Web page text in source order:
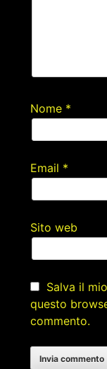
Nome *
Email *
Sito web
Salva il
questo
commento.